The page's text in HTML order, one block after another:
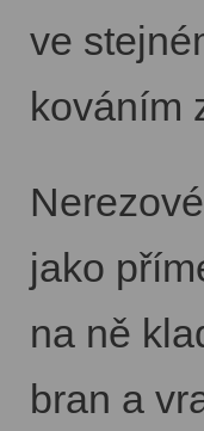
ve
kováním
jako
na ně
bran a